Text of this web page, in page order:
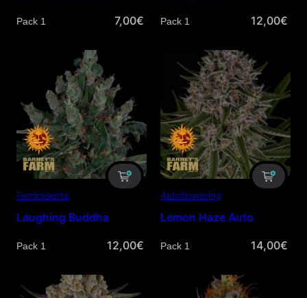
Menge 7,00€ Menge 12,00€
Feminisierte
Laughing Buddha
Menge 12,00€
Autoflowering
Lemon Haze Auto
Menge 14,00€